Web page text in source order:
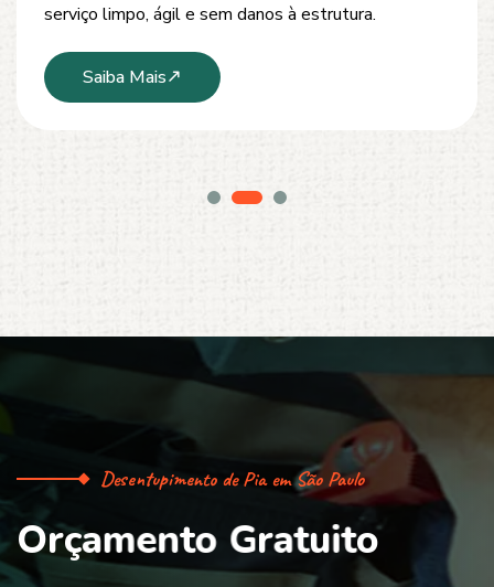
serviço limpo, ágil e sem danos à estrutura.
Saiba Mais
Desentupimento de Pia em São Paulo
Orçamento Gratuito